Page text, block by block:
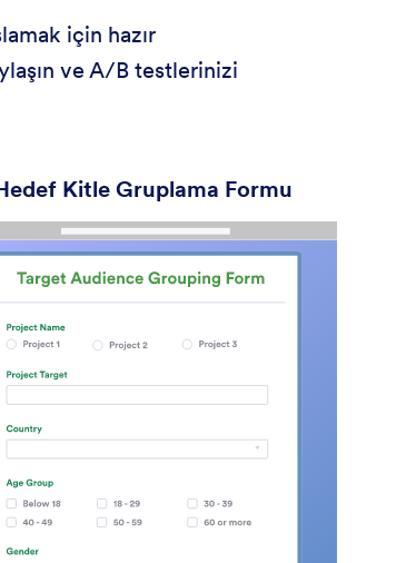
için hazır
ve A/B testlerinizi
Kitle Gruplama Formu